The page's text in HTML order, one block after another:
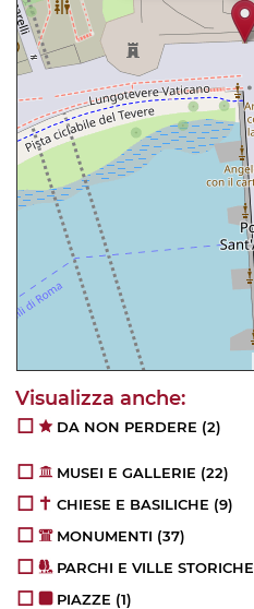
DA NON PERDERE (2)
MUSEI E GALLERIE (22)
CHIESE E BASILICHE (9)
MONUMENTI (37)
PARCHI E VILLE STORICHE
PIAZZE (1)